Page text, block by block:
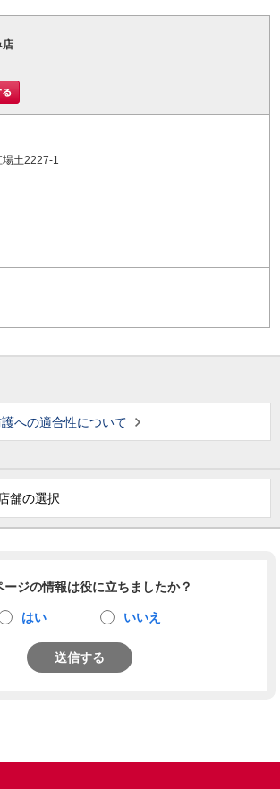
店
場土2227-1
への適合性について
店舗の選択
ージの情報は役に立ちましたか？
はい いいえ
送信する